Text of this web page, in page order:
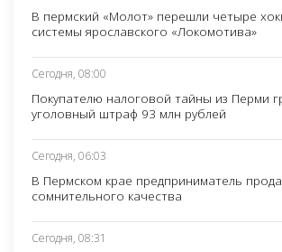
В пермский «Молот» перешли четыре
системы ярославского «Локомотива»
Сегодня, 08:00
Покупателю налоговой тайны из Перми
уголовный штраф 93 млн рублей
Сегодня, 06:03
В Пермском крае предприниматель
сомнительного качества
Сегодня, 08:31